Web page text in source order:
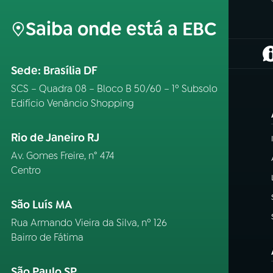
Saiba onde está a EBC
Sede: Brasília DF
SCS – Quadra 08 – Bloco B 50/60 – 1º Subsolo
Edifício Venâncio Shopping
Rio de Janeiro RJ
Av. Gomes Freire, n° 474
Centro
São Luís MA
Rua Armando Vieira da Silva, nº 126
Bairro de Fátima